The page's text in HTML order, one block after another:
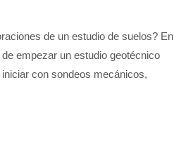
de un estudio de suelos? En
empezar un estudio geotécnico
con sondeos mecánicos,